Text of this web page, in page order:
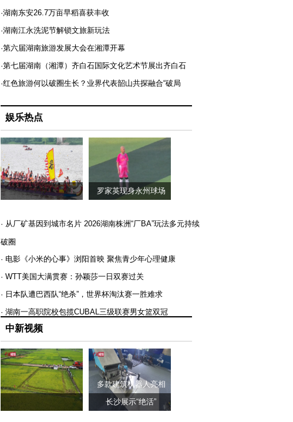
·湖南东安26.7万亩早稻喜获丰收
·湖南江永洗泥节解锁文旅新玩法
·第六届湖南旅游发展大会在湘潭开幕
·第七届湖南（湘潭）齐白石国际文化艺术节展出齐白石
·红色旅游何以破圈生长？业界代表韶山共探融合“破局
娱乐热点
罗家英现身永州球场
· 从厂矿基因到城市名片 2026湖南株洲“厂BA”玩法多元持续
破圈
· 电影《小米的心事》浏阳首映 聚焦青少年心理健康
· WTT美国大满贯赛：孙颖莎一日双赛过关
· 日本队遭巴西队“绝杀”，世界杯淘汰赛一胜难求
· 湖南一高职院校包揽CUBAL三级联赛男女篮双冠
中新视频
多款建筑机器人亮相
长沙展示“绝活”